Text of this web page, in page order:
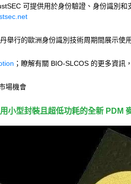
可提供用於身份驗證、身份識別
行的歐洲身份識別技術周期間展示使
；瞭解有關 BIO-SLCOS 的更多資訊
場機會
小型封裝且超低功耗的全新 PDM